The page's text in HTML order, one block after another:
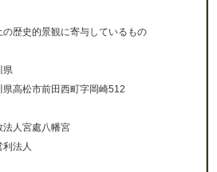
の歴史的景観に寄与しているもの
県
県高松市前田西町字岡崎512
法人宮處八幡宮
利法人